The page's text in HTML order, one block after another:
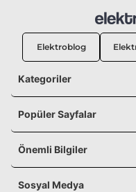
Elektroblog
Kategoriler
Popüler Sayfalar
Önemli Bilgiler
Sosyal Medya